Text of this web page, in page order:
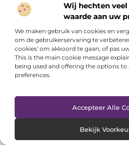
Wij hechten veel
waarde aan uw
We maken gebruik van cookies en
om de gebruikerservaring te
cookies' om akkoord te gaan, of pas
This is the main cookie message
being used and offering the options to
preferences.
Accepteer Alle
Bekijk
In de dynamische wereld van
lokale bedrijven in Sneek
...